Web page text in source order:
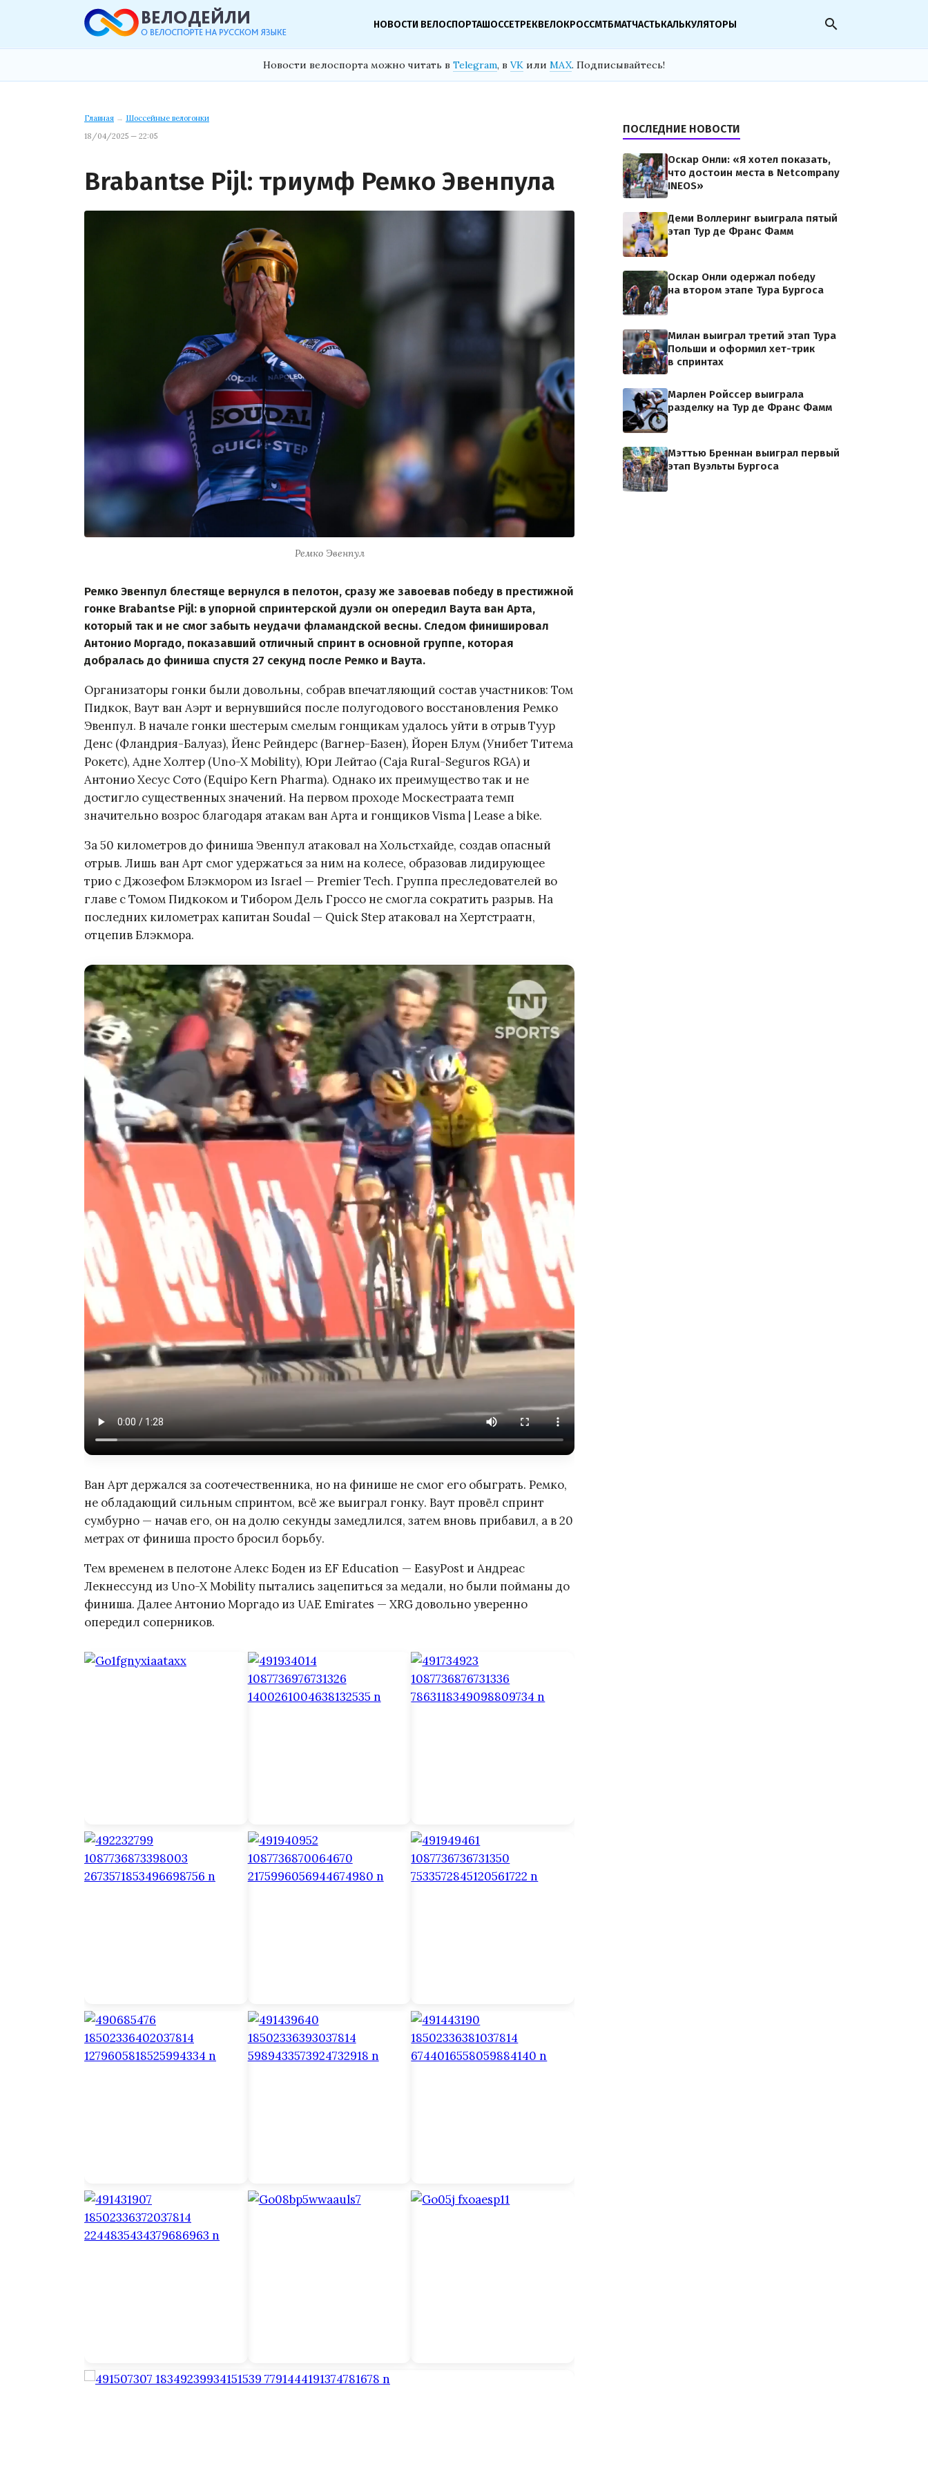
НОВОСТИ ВЕЛОСПОРТАШОССЕТРЕКВЕЛОКРОССМТБМАТЧАСТЬКАЛЬКУЛЯТОРЫ search
Новости велоспорта можно читать в Telegram, в VK или MAX. Подписывайтесь!
Главная → Шоссейные велогонки
18/04/2025 — 22:05
Brabantse Pijl: триумф Ремко Эвенпула
Ремко Эвенпул
Ремко Эвенпул блестяще вернулся в пелотон, сразу же завоевав победу в престижной
гонке Brabantse Pijl: в упорной спринтерской дуэли он опередил Ваута ван Арта,
который так и не смог забыть неудачи фламандской весны. Следом финишировал
Антонио Моргадо, показавший отличный спринт в основной группе, которая
добралась до финиша спустя 27 секунд после Ремко и Ваута.
Организаторы гонки были довольны, собрав впечатляющий состав участников: Том
Пидкок, Ваут ван Аэрт и вернувшийся после полугодового восстановления Ремко
Эвенпул. В начале гонки шестерым смелым гонщикам удалось уйти в отрыв Туур
Денс (Фландрия-Балуаз), Йенс Рейндерс (Вагнер-Базен), Йорен Блум (Унибет Титема
Рокетс), Адне Холтер (Uno-X Mobility), Юри Лейтао (Caja Rural-Seguros RGA) и
Антонио Хесус Сото (Equipo Kern Pharma). Однако их преимущество так и не
достигло существенных значений. На первом проходе Москестраата темп
значительно возрос благодаря атакам ван Арта и гонщиков Visma | Lease a bike.
За 50 километров до финиша Эвенпул атаковал на Хольстхайде, создав опасный
отрыв. Лишь ван Арт смог удержаться за ним на колесе, образовав лидирующее
трио с Джозефом Блэкмором из Israel — Premier Tech. Группа преследователей во
главе с Томом Пидкоком и Тибором Дель Гроссо не смогла сократить разрыв. На
последних километрах капитан Soudal — Quick Step атаковал на Хертстраатн,
отцепив Блэкмора.
Ван Арт держался за соотечественника, но на финише не смог его обыграть. Ремко,
не обладающий сильным спринтом, всё же выиграл гонку. Ваут провёл спринт
сумбурно — начав его, он на долю секунды замедлился, затем вновь прибавил, а в 20
метрах от финиша просто бросил борьбу.
Тем временем в пелотоне Алекс Боден из EF Education — EasyPost и Андреас
Лекнессунд из Uno-X Mobility пытались зацепиться за медали, но были пойманы до
финиша. Далее Антонио Моргадо из UAE Emirates — XRG довольно уверенно
опередил соперников.
ПОСЛЕДНИЕ НОВОСТИ
Оскар Онли: «Я хотел показать,
что достоин места в Netcompany
INEOS»
Деми Воллеринг выиграла пятый
этап Тур де Франс Фамм
Оскар Онли одержал победу
на втором этапе Тура Бургоса
Милан выиграл третий этап Тура
Польши и оформил хет-трик
в спринтах
Марлен Ройссер выиграла
разделку на Тур де Франс Фамм
Мэттью Бреннан выиграл первый
этап Вуэльты Бургоса